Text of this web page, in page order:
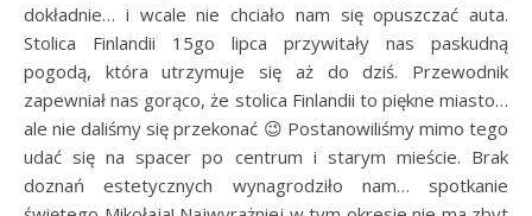
dokładnie… i wcale nie chciało nam się opuszczać auta.
Stolica Finlandii 15go lipca przywitały nas paskudną
pogodą, która utrzymuje się aż do dziś. Przewodnik
zapewniał nas gorąco, że stolica Finlandii to piękne miasto…
ale nie daliśmy się przekonać 😉 Postanowiliśmy mimo tego
udać się na spacer po centrum i starym mieście. Brak
doznań estetycznych wynagrodziło nam… spotkanie